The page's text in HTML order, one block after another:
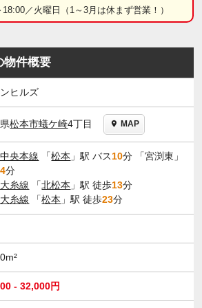
／火曜日（1～3月は休まず営業！）
物件概要
ヒルズ
松本市蟻ケ崎4丁目 MAP
中央本線 「松本 」駅 バス10分 「宮渕東」
4分
大糸線 「北松本 」駅 徒歩13分
大糸線 「松本 」駅 徒歩23分
- 32,000円